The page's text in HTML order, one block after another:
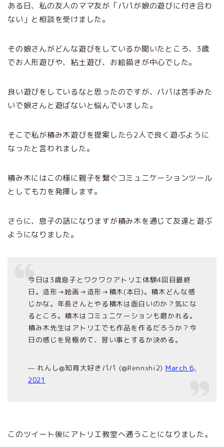
ある日、私の友人のママ友が「パパが娘の遊びに付き合わ
ない」と相談を受けました。
その娘さんがどんな遊びをしているか聞いたところ、3歳
でお人形遊びや、粘土遊び、お絵描きが中心でした。
良い遊びをしているなと思ったのですが、パパは苦手みた
いで娘さんと遊ばないと悩んでいました。
そこで私が積み木遊びを提案したら2人で良く遊ぶように
なったと言われました。
積み木にはこの様に親子を繋ぐコミュニケーションツール
としても力を発揮します。
さらに、息子の話になりますが積み木を通じて友達と遊ぶ
ようになりました。
今日は3歳息子とワクワクアトリエ体験4回目最終
日。造形→絵画→造形→積木(本日)。積木どんな感
じかな。年長さんとやる積木は面白いのか？気にな
るところ。積木はコミュニケーションも磨かれる。
積み木先生はアトリエでも作品を作るだろうか？今
日の感じを見極めて、習い事とするか決める。
— れんし@知育大好きパパ (@Rennshi2) March 6,
2021
このツイート後にアトリエ教室へ通うことになりました。